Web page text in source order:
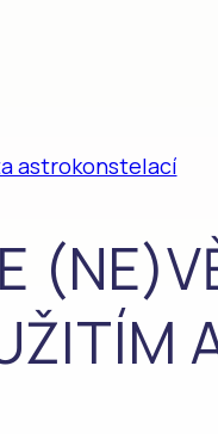
astrokonstelací